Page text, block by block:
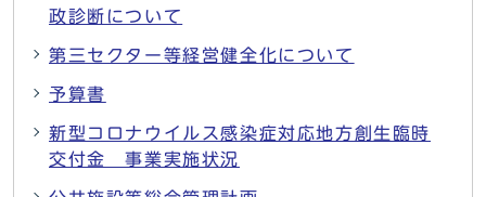
政診断について
第三セクター等経営健全化について
予算書
新型コロナウイルス感染症対応地方創生臨時
交付金 事業実施状況